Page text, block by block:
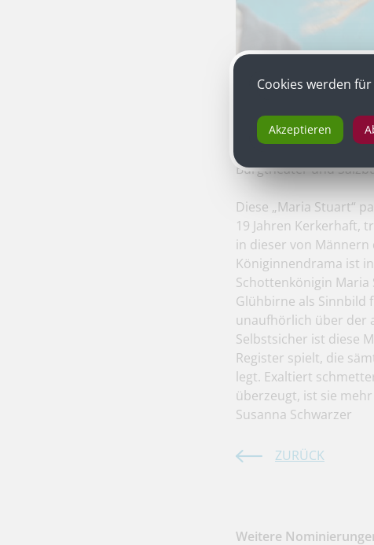
Burgtheater und
Diese „Maria Stuart“
19 Jahren Kerkerhaft,
in dieser von
Königinnendrama ist
Schottenkönigin Maria
Glühbirne als Sinnbild
unaufhörlich über der
Selbstsicher ist diese
Register spielt, die
legt. Exaltiert
überzeugt, ist sie
Susanna Schwarzer
ZURÜCK
Weitere
Cookies werden
Akzeptieren